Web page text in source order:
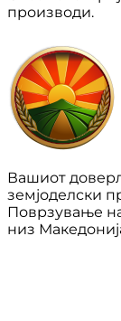
производи.
Вашиот
земјоделски
Поврзување
низ